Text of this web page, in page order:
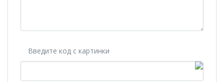
Введите код с картинки